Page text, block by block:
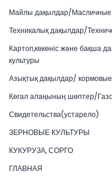
Майлы дақылдар/Масличные
Техникалық дақылдар/
Картоп,көкөніс және бақша
культуры
Азықтық дақылдар/ кормовые
Көгал алаңының шөптер/
Свидетельства(устарело)
ЗЕРНОВЫЕ КУЛЬТУРЫ
КУКУРУЗА, СОРГО
ГЛАВНАЯ